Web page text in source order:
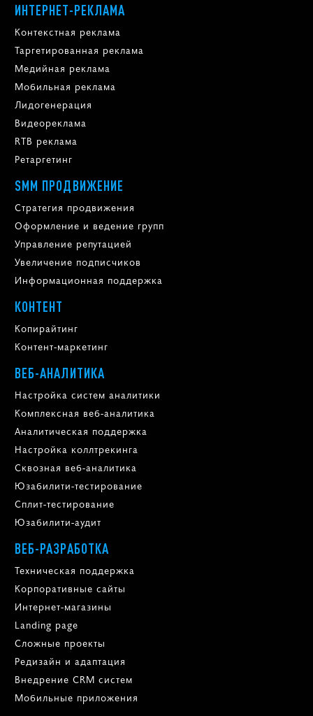
ИНТЕРНЕТ-РЕКЛАМА
Контекстная реклама
Таргетированная реклама
Медийная реклама
Мобильная реклама
Лидогенерация
Видеореклама
RTB реклама
Ретаргетинг
SMM ПРОДВИЖЕНИЕ
Стратегия продвижения
Оформление и ведение групп
Управление репутацией
Увеличение подписчиков
Информационная поддержка
КОНТЕНТ
Копирайтинг
Контент-маркетинг
ВЕБ-АНАЛИТИКА
Настройка систем аналитики
Комплексная веб-аналитика
Аналитическая поддержка
Настройка коллтрекинга
Сквозная веб-аналитика
Юзабилити-тестирование
Сплит-тестирование
Юзабилити-аудит
ВЕБ-РАЗРАБОТКА
Техническая поддержка
Корпоративные сайты
Интернет-магазины
Landing page
Сложные проекты
Редизайн и адаптация
Внедрение CRM систем
Мобильные приложения